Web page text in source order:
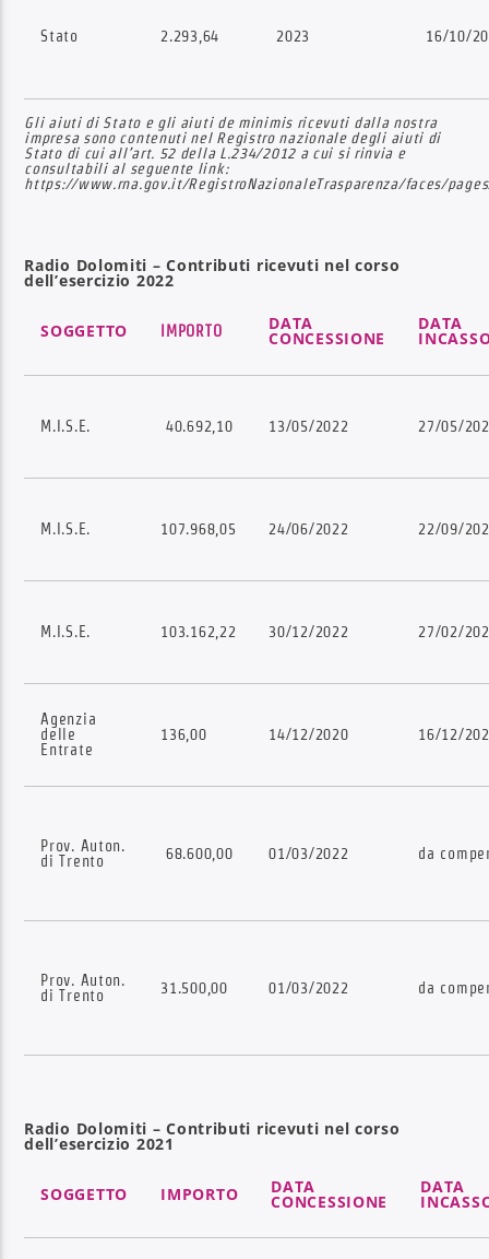
Stato 2.293,64 2023 16/10/
Gli aiuti di Stato e gli aiuti de minimis ricevuti dalla nostra
impresa sono contenuti nel Registro nazionale degli aiuti di
Stato di cui all’art. 52 della L.234/2012 a cui si rinvia e
consultabili al seguente link:
https://www.rna.gov.it/RegistroNazionaleTrasparenza/faces/
Radio Dolomiti – Contributi ricevuti nel corso
dell’esercizio 2022
SOGGETTO IMPORTO DATA
CONCESSIONE
DATA
M.I.S.E. 40.692,10 13/05/2022 27/05/
M.I.S.E. 107.968,05 24/06/2022 22/09/
M.I.S.E. 103.162,22 30/12/2022 27/02/
Agenzia
delle
Entrate
136,00 14/12/2020 16/12/
Prov. Auton.
di Trento
68.600,00 01/03/2022 da
Prov. Auton.
di Trento
31.500,00 01/03/2022 da
Radio Dolomiti – Contributi ricevuti nel corso
dell’esercizio 2021
SOGGETTO IMPORTO DATA
CONCESSIONE
DATA